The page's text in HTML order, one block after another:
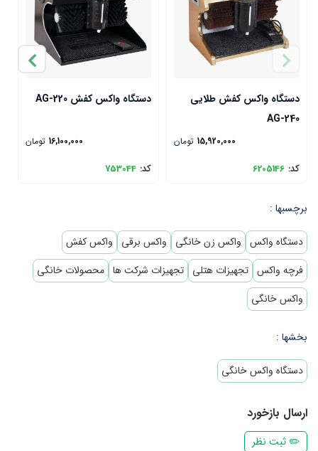
دستگاه واکس کفش طلایی
AG-240
15,920,000 تومان
کد: 6205146
دستگاه واکس کفش AG-220
16,100,000 تومان
کد: 753044
برچسبها :
دستگاه واکس واکس زن خانگی واکس برقی
واکس کفش
فرچه واکس تجهیزات هتلی تجهیزات شرکت ها محصولات خانگی
واکس خانگی
بخشها :
دستگاه واکس خانگی
ارسال بازخورد
✏️ ثبت نظر